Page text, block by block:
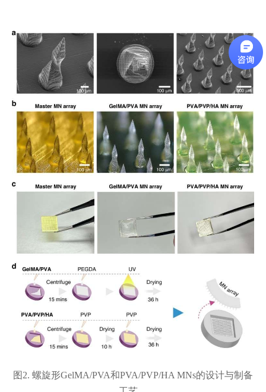
图 2. 螺旋形GelMA/PVA和PVA/PVP/HA MNs的设计与制备